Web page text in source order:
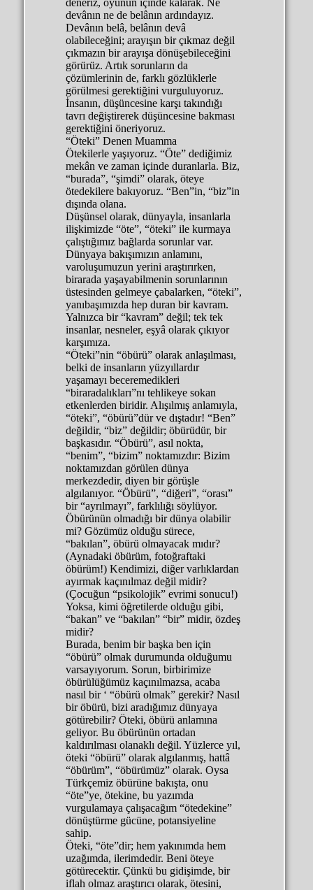
deneriz, oyunun içinde kalarak. Ne
devânın ne de belânın ardındayız.
Devânın belâ, belânın devâ
olabileceğini; arayışın bir çıkmaz değil
çıkmazın bir arayışa dönüşebileceğini
görürüz. Artık sorunların da
çözümlerinin de, farklı gözlüklerle
görülmesi gerektiğini vurguluyoruz.
İnsanın, düşüncesine karşı takındığı
tavrı değiştirerek düşüncesine bakması
gerektiğini öneriyoruz.
“Öteki” Denen Muamma
Ötekilerle yaşıyoruz. “Öte” dediğimiz
mekân ve zaman içinde duranlarla. Biz,
“burada”, “şimdi” olarak, öteye
ötedekilere bakıyoruz. “Ben”in, “biz”in
dışında olana.
Düşünsel olarak, dünyayla, insanlarla
ilişkimizde “öte”, “öteki” ile kurmaya
çalıştığımız bağlarda sorunlar var.
Dünyaya bakışımızın anlamını,
varoluşumuzun yerini araştırırken,
birarada yaşayabilmenin sorunlarının
üstesinden gelmeye çabalarken, “öteki”,
yanıbaşımızda hep duran bir kavram.
Yalnızca bir “kavram” değil; tek tek
insanlar, nesneler, eşyâ olarak çıkıyor
karşımıza.
“Öteki”nin “öbürü” olarak anlaşılması,
belki de insanların yüzyıllardır
yaşamayı beceremedikleri
“biraradalıkları”nı tehlikeye sokan
etkenlerden biridir. Alışılmış anlamıyla,
“öteki”, “öbürü”dür ve dıştadır! “Ben”
değildir, “biz” değildir; öbürüdür, bir
başkasıdır. “Öbürü”, asıl nokta,
“benim”, “bizim” noktamızdır: Bizim
noktamızdan görülen dünya
merkezdedir, diyen bir görüşle
algılanıyor. “Öbürü”, “diğeri”, “orası”
bir “ayrılmayı”, farklılığı söylüyor.
Öbürünün olmadığı bir dünya olabilir
mi? Gözümüz olduğu sürece,
“bakılan”, öbürü olmayacak mıdır?
(Aynadaki öbürüm, fotoğraftaki
öbürüm!) Kendimizi, diğer varlıklardan
ayırmak kaçınılmaz değil midir?
(Çocuğun “psikolojik” evrimi sonucu!)
Yoksa, kimi öğretilerde olduğu gibi,
“bakan” ve “bakılan” “bir” midir, özdeş
midir?
Burada, benim bir başka ben için
“öbürü” olmak durumunda olduğumu
varsayıyorum. Sorun, birbirimize
öbürülüğümüz kaçınılmazsa, acaba
nasıl bir ‘ “öbürü olmak” gerekir? Nasıl
bir öbürü, bizi aradığımız dünyaya
götürebilir? Öteki, öbürü anlamına
geliyor. Bu öbürünün ortadan
kaldırılması olanaklı değil. Yüzlerce yıl,
öteki “öbürü” olarak algılanmış, hattâ
“öbürüm”, “öbürümüz” olarak. Oysa
Türkçemiz öbürüne bakışta, onu
“öte”ye, ötekine, bu yazımda
vurgulamaya çalışacağım “ötedekine”
dönüştürme gücüne, potansiyeline
sahip.
Öteki, “öte”dir; hem yakınımda hem
uzağımda, ilerimdedir. Beni öteye
götürecektir. Çünkü bu gidişimde, bir
iflah olmaz araştırıcı olarak, ötesini,